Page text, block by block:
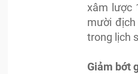
xâm lược
mười địch
trong lịch
Giảm bớt